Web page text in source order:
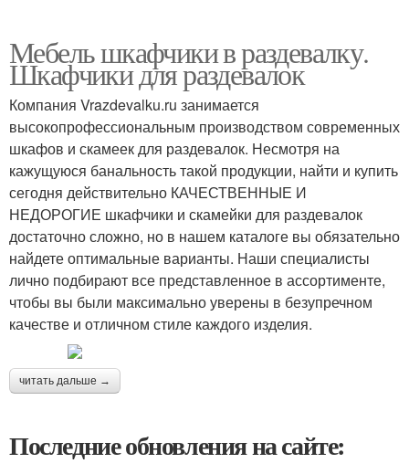
Мебель шкафчики в раздевалку.
Шкафчики для раздевалок
Компания Vrazdevalku.ru занимается
высокопрофессиональным производством современных
шкафов и скамеек для раздевалок. Несмотря на
кажущуюся банальность такой продукции, найти и купить
сегодня действительно КАЧЕСТВЕННЫЕ И
НЕДОРОГИЕ шкафчики и скамейки для раздевалок
достаточно сложно, но в нашем каталоге вы обязательно
найдете оптимальные варианты. Наши специалисты
лично подбирают все представленное в ассортименте,
чтобы вы были максимально уверены в безупречном
качестве и отличном стиле каждого изделия.
читать дальше →
Последние обновления на сайте: